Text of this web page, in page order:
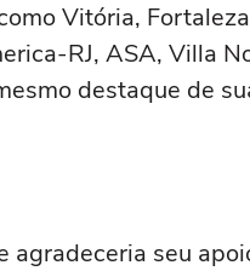
Vitória,
RJ, ASA, Villa
destaque de
agradeceria seu